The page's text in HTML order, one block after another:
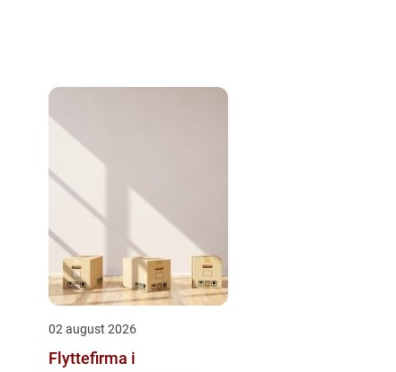
02 august 2026
Flyttefirma i